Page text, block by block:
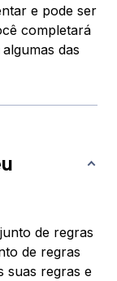
e pode ser
completará
das
de regras
de regras
suas regras e